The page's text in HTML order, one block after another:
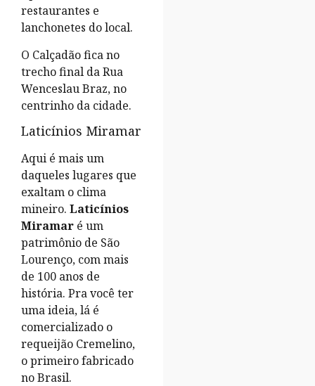
restaurantes e
lanchonetes do local.
O Calçadão fica no
trecho final da Rua
Wenceslau Braz, no
centrinho da cidade.
Laticínios Miramar
Aqui é mais um
daqueles lugares que
exaltam o clima
mineiro. Laticínios
Miramar é um
patrimônio de São
Lourenço, com mais
de 100 anos de
história. Pra você ter
uma ideia, lá é
comercializado o
requeijão Cremelino,
o primeiro fabricado
no Brasil.